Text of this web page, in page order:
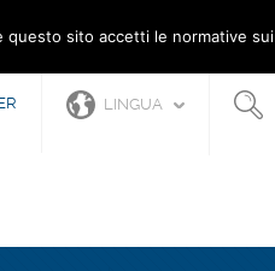
LINGUA
questo sito accetti le normative